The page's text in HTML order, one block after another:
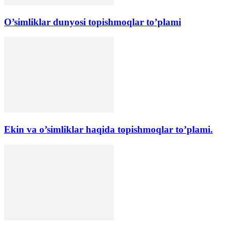
O’simliklar dunyosi topishmoqlar to’plami
Ekin va o’simliklar haqida topishmoqlar to’plami.